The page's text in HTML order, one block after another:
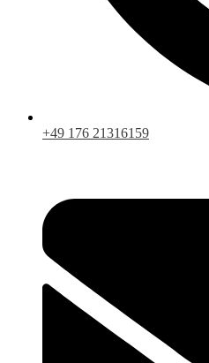
+49 176 21316159